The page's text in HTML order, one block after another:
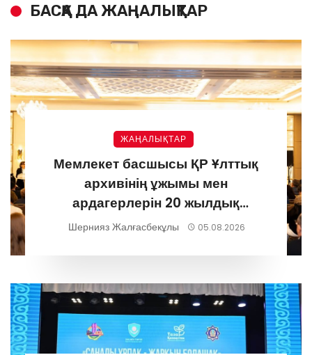
БАСҚА ДА ЖАҢАЛЫҚТАР
ЖАҢАЛЫҚТАР
Мемлекет басшысы ҚР Ұлттық
архивінің ұжымы мен
ардагерлерін 20 жылдық
мерейтоймен құттықтады
Шернияз Жалғасбекұлы 05.08.2026